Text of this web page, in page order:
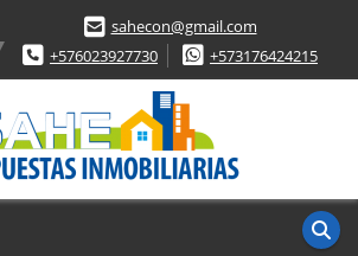
sahecon@gmail.com
+576023927730
+573176424215